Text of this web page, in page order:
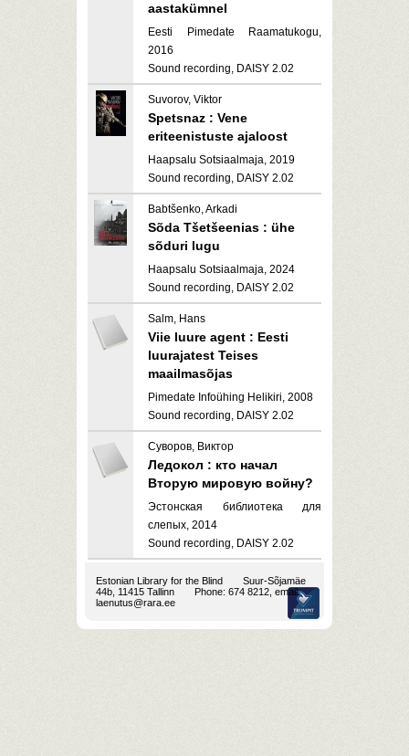
aastakümnel
Eesti Pimedate Raamatukogu,
2016
Sound recording, DAISY 2.02
Suvorov, Viktor
Spetsnaz : Vene
eriteenistuste ajaloost
Haapsalu Sotsiaalmaja, 2019
Sound recording, DAISY 2.02
Babtšenko, Arkadi
Sõda Tšetšeenias : ühe
sõduri lugu
Haapsalu Sotsiaalmaja, 2024
Sound recording, DAISY 2.02
Salm, Hans
Viie luure agent : Eesti
luurajatest Teises
maailmasõjas
Pimedate Infoühing Helikiri, 2008
Sound recording, DAISY 2.02
Суворов, Виктор
Ледокол : кто начал
Вторую мировую войну?
Эстонская библиотека для
слепых, 2014
Sound recording, DAISY 2.02
Estonian Library for the Blind
Suur-Sõjamäe
44b, 11415 Tallinn
Phone: 674 8212, email:
laenutus@rara.ee